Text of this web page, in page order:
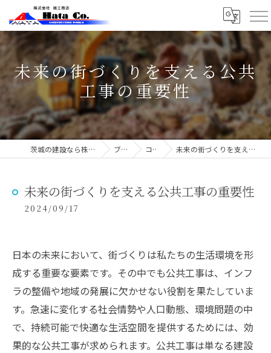
未来の街づくりを支える公共
工事の重要性
茨城の建設なら株式会社端工務店 ブログ コラム 未来の街づくりを支える公共工事の重要性
未来の街づくりを支える公共工事の重要性
2024/09/17
日本の未来において、街づくりは私たちの生活環境を形
成する重要な要素です。その中でも公共工事は、インフ
ラの整備や地域の発展に欠かせない役割を果たしていま
す。急速に変化する社会情勢や人口動態、環境問題の中
で、持続可能で快適な生活空間を提供するためには、効
果的な公共工事が求められます。公共工事は単なる建設